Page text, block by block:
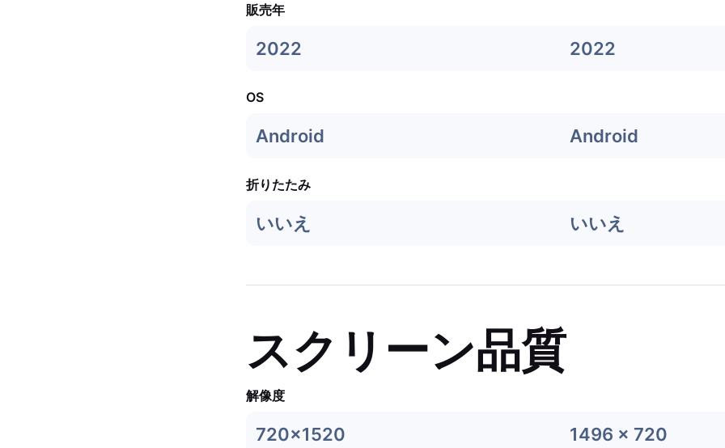
販売年
2022 2022
OS
Android Android
折りたたみ
いいえ いいえ
スクリーン品質
解像度
720x1520 1496 x 720